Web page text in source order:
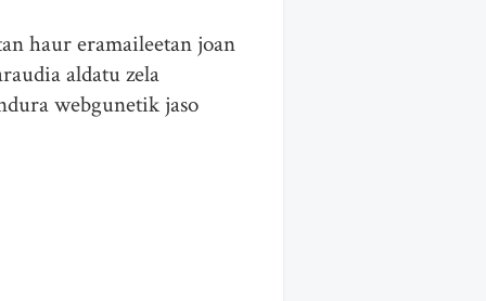
haur eramaileetan joan
aldatu zela
webgunetik jaso